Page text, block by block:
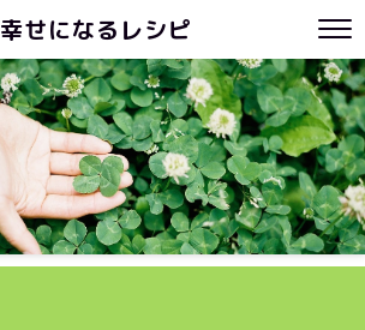
幸せになるレシピ